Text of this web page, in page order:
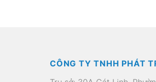
CÔNG TY TNHH PHÁT